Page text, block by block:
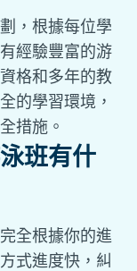
，根據每位學
經驗豐富的游
格和多年的教
的學習環境，
措施。
班有什
全根據你的進
式進度快，糾